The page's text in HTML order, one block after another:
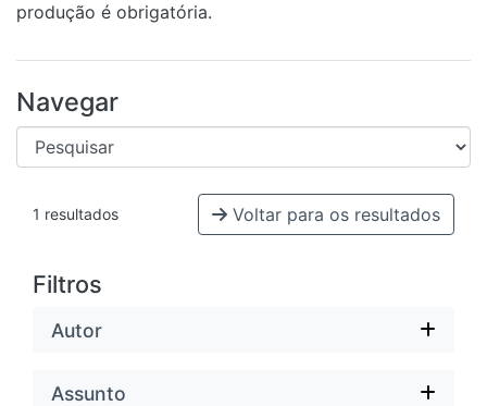
produção é obrigatória.
Navegar
1 resultados Voltar para os resultados
Filtros
Autor
Assunto